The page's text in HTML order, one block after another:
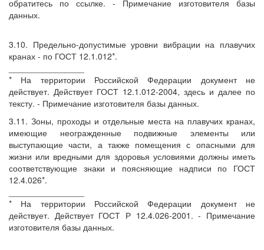
обратитесь по ссылке. - Примечание изготовителя базы
данных.
3.10. Предельно-допустимые уровни вибрации на плавучих
кранах - по ГОСТ 12.1.012*.
* На территории Российской Федерации документ не
действует. Действует ГОСТ 12.1.012-2004, здесь и далее по
тексту. - Примечание изготовителя базы данных.
3.11. Зоны, проходы и отдельные места на плавучих кранах,
имеющие неогражденные подвижные элементы или
выступающие части, а также помещения с опасными для
жизни или вредными для здоровья условиями должны иметь
соответствующие знаки и поясняющие надписи по ГОСТ
12.4.026*.
* На территории Российской Федерации документ не
действует. Действует ГОСТ Р 12.4.026-2001. - Примечание
изготовителя базы данных.